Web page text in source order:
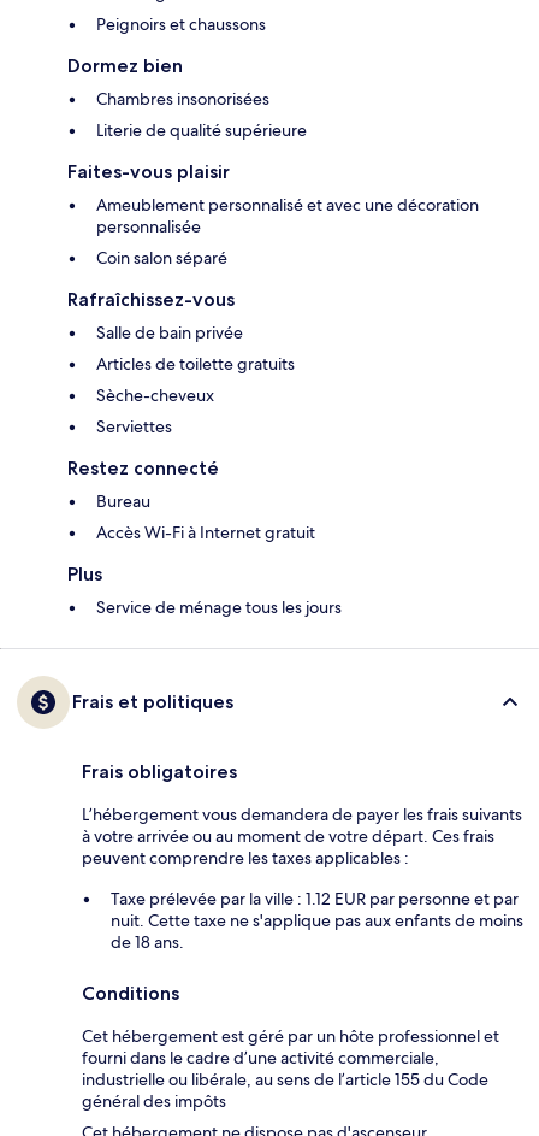
Peignoirs et chaussons
Dormez bien
Chambres insonorisées
Literie de qualité supérieure
Faites-vous plaisir
Ameublement personnalisé et avec une décoration
personnalisée
Coin salon séparé
Rafraîchissez-vous
Salle de bain privée
Articles de toilette gratuits
Sèche-cheveux
Serviettes
Restez connecté
Bureau
Accès Wi-Fi à Internet gratuit
Plus
Service de ménage tous les jours
Frais et politiques
Frais obligatoires
L’hébergement vous demandera de payer les frais suivants
à votre arrivée ou au moment de votre départ. Ces frais
peuvent comprendre les taxes applicables :
Taxe prélevée par la ville : 1.12 EUR par personne et par
nuit. Cette taxe ne s'applique pas aux enfants de moins
de 18 ans.
Conditions
Cet hébergement est géré par un hôte professionnel et
fourni dans le cadre d’une activité commerciale,
industrielle ou libérale, au sens de l’article 155 du Code
général des impôts